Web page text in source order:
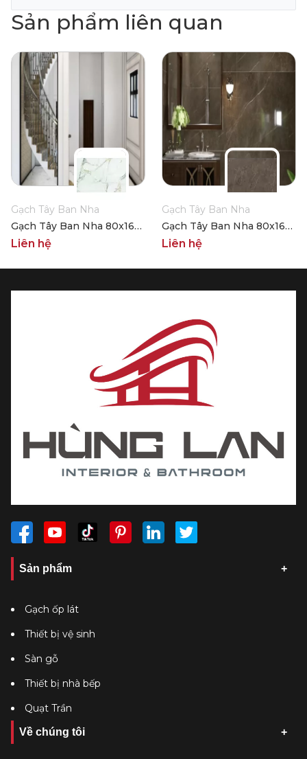
Sản phẩm liên quan
Gạch Tây Ban Nha
Gạch Tây Ban Nha 80x160
HLT168001TC
Liên hệ
Gạch Tây Ban Nha
Gạch Tây Ban Nha 80x160
HLT168002TC
Liên hệ
Sản phẩm
Gạch ốp lát
Thiết bị vệ sinh
Sàn gỗ
Thiết bị nhà bếp
Quạt Trần
Về chúng tôi